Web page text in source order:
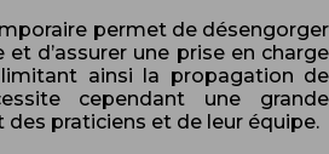
permet de désengorger
et d’assurer une prise en charge
ainsi la propagation de
cependant une grande
praticiens et de leur équipe.